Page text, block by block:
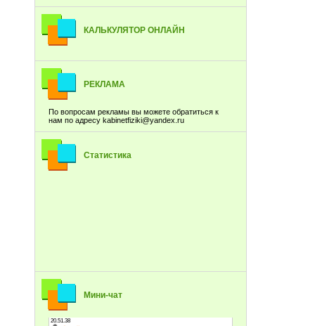
КАЛЬКУЛЯТОР ОНЛАЙН
РЕКЛАМА
По вопросам рекламы вы можете обратиться к
нам по адресу kabinetfiziki@yandex.ru
Статистика
Мини-чат